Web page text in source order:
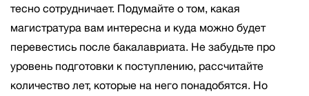
тесно сотрудничает. Подумайте о том, какая
магистратура вам интересна и куда можно будет
перевестись после бакалавриата. Не забудьте про
уровень подготовки к поступлению, рассчитайте
количество лет, которые на него понадобятся. Но